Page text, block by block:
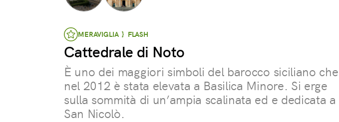
MERAVIGLIA } FLASH
Cattedrale di Noto
È uno dei maggiori simboli del barocco siciliano che
nel 2012 è stata elevata a Basilica Minore. Si erge
sulla sommità di un’ampia scalinata ed e dedicata a
San Nicolò.